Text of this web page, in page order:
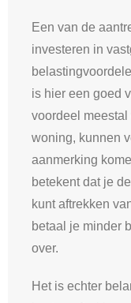
Een van de
investeren in
is hier een goed
voordeel
woning, kunnen
aanmerking
betekent dat je
kunt aftrekken
betaal je minder
over.
Het is echter